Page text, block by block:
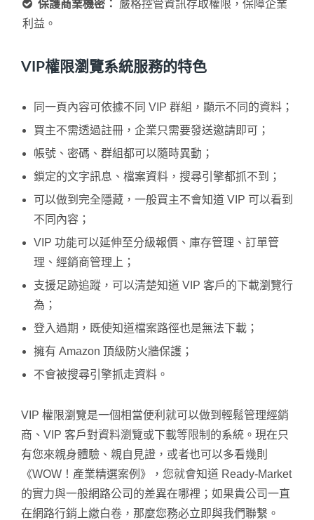
保護商業機密：
嚴格控管資訊存取權限，保障企業
利益。
VIP權限瀏覽系統服務的特色
同一頁內容可依據不同 VIP 群組，顯示不同的資料；
買主不需透過註冊，企業只需要發送邀請即可；
帳號、密碼、群組都可以隨時異動；
鎖定的文字訊息、檔案資料，搜尋引擎都抓不到；
可以做到完全隱藏，一般買主不會知道 VIP 可以看到
不同內容；
VIP 功能可以延伸至分級報價、庫存管理、訂單管
理、經銷商管理上；
支援足跡追蹤，可以清楚知道 VIP 客戶的下載瀏覽行
為；
登入過期，既使知道檔案路徑也是無法下載；
擁有 Amazon 頂級防火牆保護；
不會被搜尋引擎抓走資料。
VIP 權限瀏覽是一個相當便利就可以做到輕鬆管理經銷
商、VIP 客戶對資料瀏覽或下載等限制的系統。現在只
有您來親身體驗、親自見證，或者也可以多看幾則
《WOW！產業精選案例》，您就會知道 Ready-Market
的實力與一般網路公司的差異在哪裡；如果貴公司一直
在網路行銷上繳白卷，那麼您務必立即與我們聯繫。